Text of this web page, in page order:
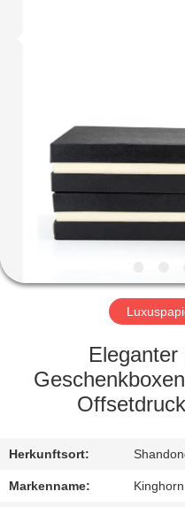
PRODUKTE
ÜBER
UNS
FABRIK-
AUSFLUG
SIE
MIT
Herkunftsort:
Markenname: Kinghorn